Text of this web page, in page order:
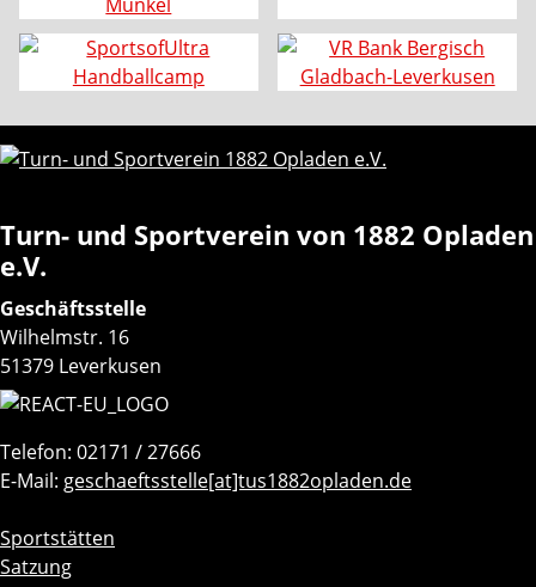
Turn- und Sportverein von 1882 Opladen
e.V.
Geschäftsstelle
Wilhelmstr. 16
51379 Leverkusen
Telefon: 02171 / 27666
E-Mail: geschaeftsstelle[at]tus1882opladen.de
Navigation
überspringen
Sportstätten
Satzung